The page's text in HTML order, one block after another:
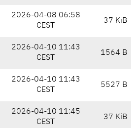
2026-04-08 06:58
CEST
37 KiB
2026-04-10 11:43
CEST
1564 B
2026-04-10 11:43
CEST
5527 B
2026-04-10 11:45
CEST
37 KiB